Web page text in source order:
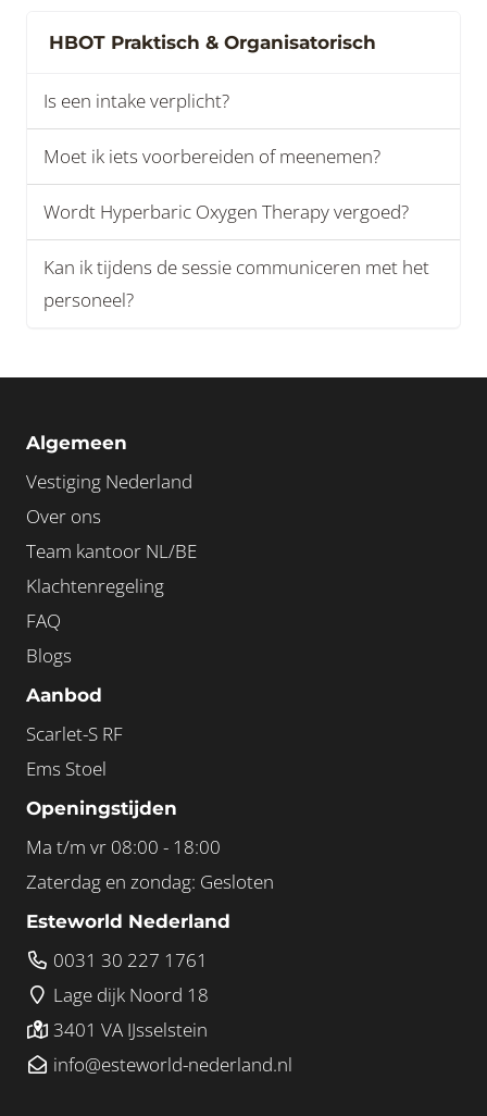
HBOT Praktisch & Organisatorisch
Is een intake verplicht?
Moet ik iets voorbereiden of meenemen?
Wordt Hyperbaric Oxygen Therapy vergoed?
Kan ik tijdens de sessie communiceren met het
personeel?
Algemeen
Vestiging Nederland
Over ons
Team kantoor NL/BE
Klachtenregeling
FAQ
Blogs
Aanbod
Scarlet-S RF
Ems Stoel
Openingstijden
Ma t/m vr 08:00 - 18:00
Zaterdag en zondag: Gesloten
Esteworld Nederland
0031 30 227 1761
Lage dijk Noord 18
3401 VA IJsselstein
info@esteworld-nederland.nl